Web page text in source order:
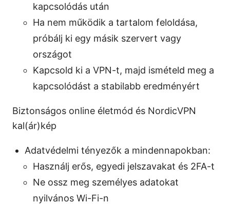
kapcsolódás után
Ha nem működik a tartalom feloldása,
próbálj ki egy másik szervert vagy
országot
Kapcsold ki a VPN-t, majd ismételd meg a
kapcsolódást a stabilabb eredményért
Biztonságos online életmód és NordicVPN
kal(ár)kép
Adatvédelmi tényezők a mindennapokban:
Használj erős, egyedi jelszavakat és 2FA-t
Ne ossz meg személyes adatokat
nyilvános Wi-Fi-n